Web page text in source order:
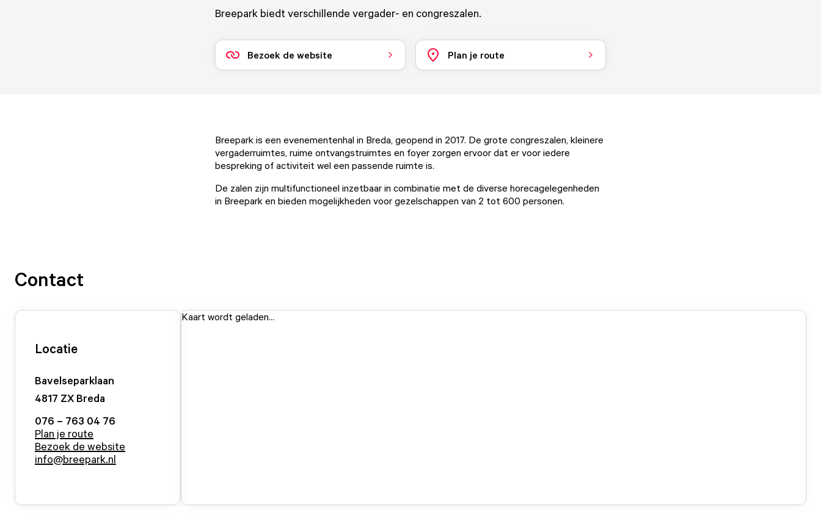
Breepark biedt verschillende vergader- en congreszalen.
Bezoek de website Plan je route
Breepark is een evenementenhal in Breda, geopend in 2017. De grote congreszalen, kleinere
vergaderruimtes, ruime ontvangstruimtes en foyer zorgen ervoor dat er voor iedere
bespreking of activiteit wel een passende ruimte is.
De zalen zijn multifunctioneel inzetbaar in combinatie met de diverse horecagelegenheden
in Breepark en bieden mogelijkheden voor gezelschappen van 2 tot 600 personen.
Contact
Locatie
Bavelseparklaan
4817 ZX Breda
076 – 763 04 76
Plan je route
Bezoek de website
info@breepark.nl
Kaart wordt geladen...